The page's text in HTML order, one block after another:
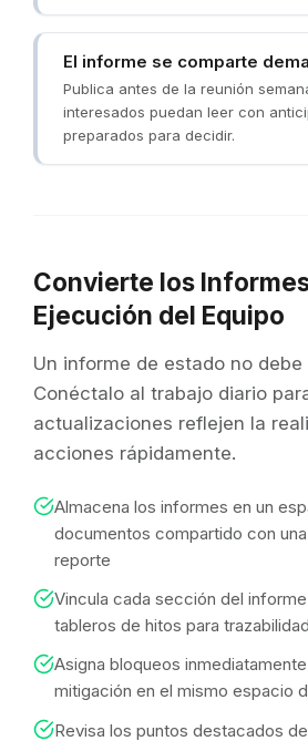
El informe se comparte
Publica antes de la reunión
interesados puedan leer con
preparados para decidir.
Convierte los
Ejecución del Equipo
Un informe de estado no
Conéctalo al trabajo diario
actualizaciones reflejen la
acciones rápidamente.
Almacena los informes en un
documentos compartido con
reporte
Vincula cada sección del
tableros de hitos para
Asigna bloqueos
mitigación en el mismo espacio
Revisa los puntos destacados